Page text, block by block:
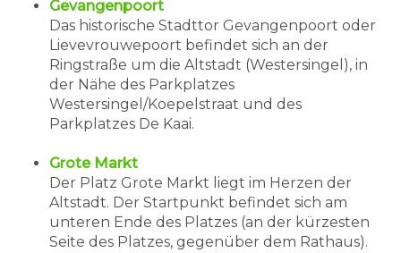
Gevangenpoort
Das historische Stadttor Gevangenpoort oder
Lievevrouwepoort befindet sich an der
Ringstraße um die Altstadt (Westersingel), in
der Nähe des Parkplatzes
Westersingel/Koepelstraat und des
Parkplatzes De Kaai.
Grote Markt
Der Platz Grote Markt liegt im Herzen der
Altstadt. Der Startpunkt befindet sich am
unteren Ende des Platzes (an der kürzesten
Seite des Platzes, gegenüber dem Rathaus).